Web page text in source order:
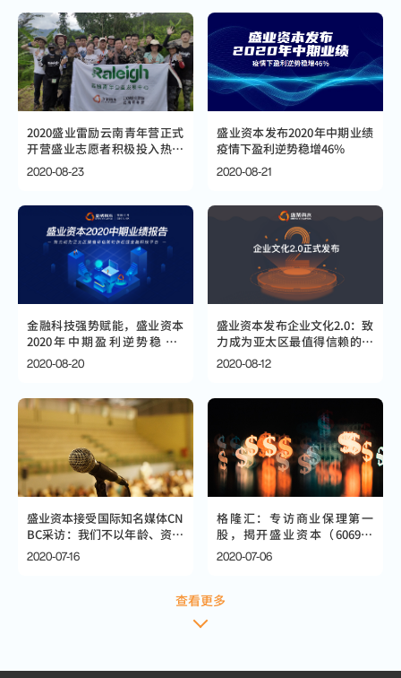
2020盛业雷励云南青年营正式
开营盛业志愿者积极投入热带
雨林保护工作
2020-08-23
盛业资本发布2020年中期业绩
疫情下盈利逆势稳增46%
2020-08-21
金融科技强势赋能，盛业资本
2020年中期盈利逆势稳增4
6%！
2020-08-20
盛业资本发布企业文化2.0：致
力成为亚太区最值得信赖的供
应链金融科技平台
2020-08-12
盛业资本接受国际知名媒体CN
BC采访：我们不以年龄、资历
论成败
2020-07-16
格隆汇：专访商业保理第一
股，揭开盛业资本（6069.H
K）的神秘面纱
2020-07-06
查看更多